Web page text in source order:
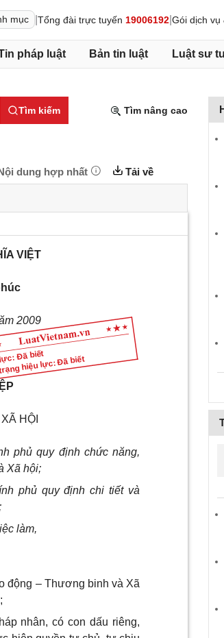
mục Tổng đài trực tuyến 19006192 Gói dịch vụ
pháp luật Bản tin luật Luật sư
Tìm kiếm Tìm nâng cao
dung hợp nhất Tải về
Đã biết
hiệu lực: Đã biết
VIỆT
2009
HỘI
phủ quy định chức năng,
Xã hội;
phủ quy định chi tiết và
làm,
động – Thương binh và Xã
nhân, có con dấu riêng,